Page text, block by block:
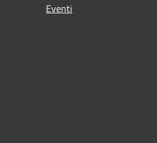
Eventi